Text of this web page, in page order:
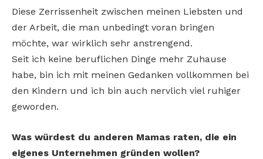
Diese Zerrissenheit zwischen meinen Liebsten und
der Arbeit, die man unbedingt voran bringen
möchte, war wirklich sehr anstrengend.
Seit ich keine beruflichen Dinge mehr Zuhause
habe, bin ich mit meinen Gedanken vollkommen bei
den Kindern und ich bin auch nervlich viel ruhiger
geworden.
Was würdest du anderen Mamas raten, die ein
eigenes Unternehmen gründen wollen?